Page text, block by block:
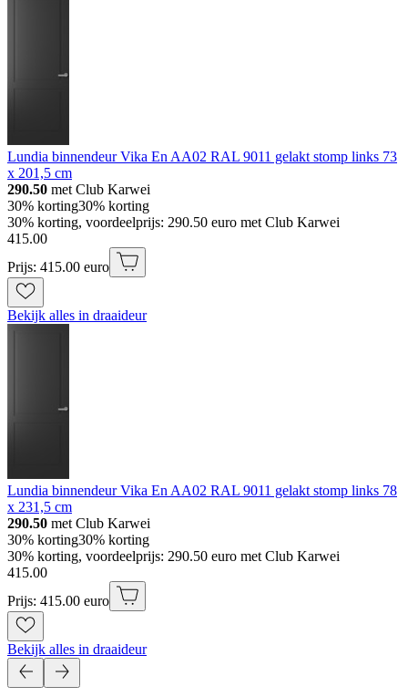
Lundia binnendeur Vika En AA02 RAL 9011 gelakt stomp links 73
x 201,5 cm
290.50 met Club Karwei
30% korting30% korting
30% korting, voordeelprijs: 290.50 euro met Club Karwei
415.00
Prijs: 415.00 euro
Bekijk alles in draaideur
Lundia binnendeur Vika En AA02 RAL 9011 gelakt stomp links 78
x 231,5 cm
290.50 met Club Karwei
30% korting30% korting
30% korting, voordeelprijs: 290.50 euro met Club Karwei
415.00
Prijs: 415.00 euro
Bekijk alles in draaideur